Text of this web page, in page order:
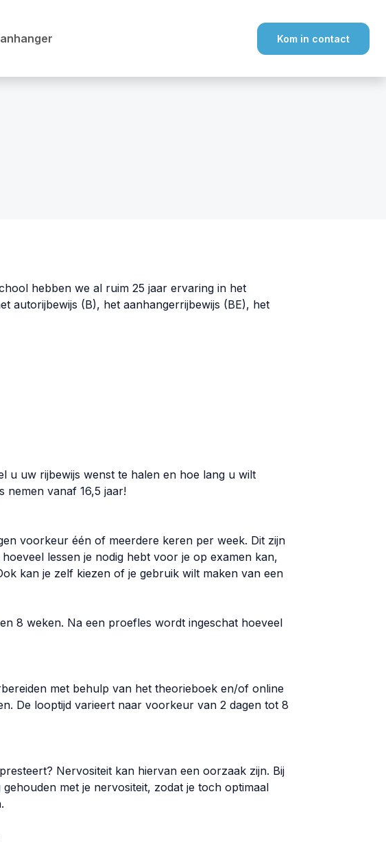
Kom in contact
hebben we al ruim 25 jaar ervaring in het
autorijbewijs (B), het aanhangerrijbewijs (BE), het
u uw rijbewijs wenst te halen en hoe lang u wilt
nemen vanaf 16,5 jaar!
voorkeur één of meerdere keren per week. Dit zijn
lessen je nodig hebt voor je op examen kan,
kan je zelf kiezen of je gebruik wilt maken van een
8 weken. Na een proefles wordt ingeschat hoeveel
met behulp van het theorieboek en/of online
De looptijd varieert naar voorkeur van 2 dagen tot 8
Nervositeit kan hiervan een oorzaak zijn. Bij
met je nervositeit, zodat je toch optimaal